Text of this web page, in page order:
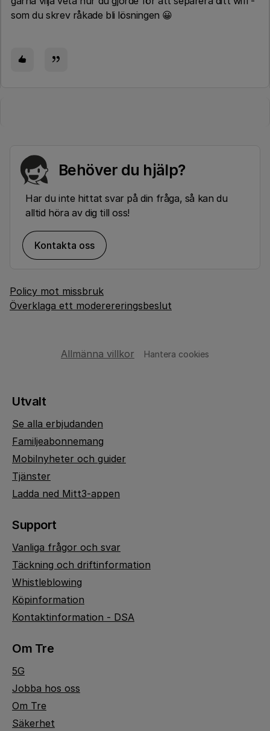
som du skrev råkade bli lösningen 😀
Behöver du hjälp?
Har du inte hittat svar på din fråga, så kan du
alltid höra av dig till oss!
Kontakta oss
Policy mot missbruk
Överklaga ett moderereringsbeslut
Allmänna villkor Hantera cookies
Utvalt
Se alla erbjudanden
Familjeabonnemang
Mobilnyheter och guider
Tjänster
Ladda ned Mitt3-appen
Support
Vanliga frågor och svar
Täckning och driftinformation
Whistleblowing
Köpinformation
Kontaktinformation - DSA
Om Tre
5G
Jobba hos oss
Om Tre
Säkerhet